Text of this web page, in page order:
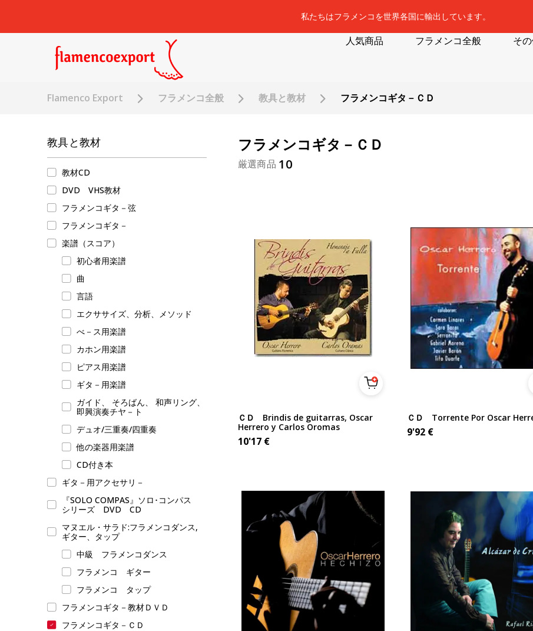
私たちはフラメンコを世界各国に輸出しています。
人気商品 フラメンコ全般 そ
Flamenco Export フラメンコ全般 教具と教材 フラメンコギタ－ＣＤ
教具と教材
教材CD
DVD VHS教材
フラメンコギタ－弦
フラメンコギタ－
楽譜（スコア）
初心者用楽譜
曲
言語
エクササイズ、分析、メソッド
べ－ス用楽譜
カホン用楽譜
ピアス用楽譜
ギタ－用楽譜
ガイド、 そろばん、 和声リング、
即興演奏チヤ－ト
デュオ/三重奏/四重奏
他の楽器用楽譜
CD付き本
ギタ－用アクセサリ－
『SOLO COMPAS』ソロ･コンパス
シリーズ DVD CD
マヌエル・サラド:フラメンコダンス,
ギター、タップ
中級 フラメンコダンス
フラメンコ ギター
フラメンコ タップ
フラメンコギタ－教材ＤＶＤ
フラメンコギタ－ＣＤ
フラメンコギタ－ＣＤ
厳選商品 10
ＣＤ Brindis de guitarras, Oscar
Herrero y Carlos Oromas
10'17€
ＣＤ Torrente Por Oscar
9'92€